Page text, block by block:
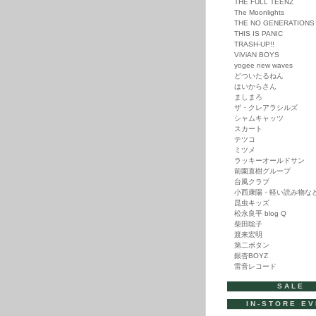
THE FULL TEENZ
The Moonlights
THE NO GENERATIONS
THIS IS PANIC
TRASH-UP!!
ViViAN BOYS
yogee new waves
どついたるねん
はいからさん
ましまろ
ザ・クレアラシルズ
シャムキャッツ
スカート
テツコ
ミツメ
ラッキーオールドサン
前園直樹グループ
台風クラブ
小西康陽・軽い読み物な
昆虫キッズ
松永良平 blog Q
柴田聡子
渡来宏明
第二ボタン
銀杏BOYZ
雷音レコード
SALE
IN-STORE